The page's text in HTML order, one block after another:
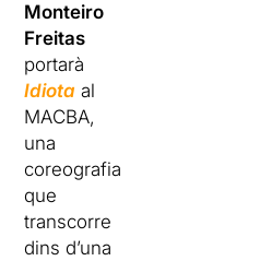
Monteiro
Freitas
portarà
Idiota al
MACBA,
una
coreografia
que
transcorre
dins d’una